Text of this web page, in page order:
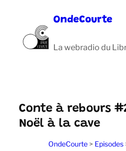
contenu
OndeCourte
La webradio du
Conte à rebours
Noël à la cave
OndeCourte> Episodes